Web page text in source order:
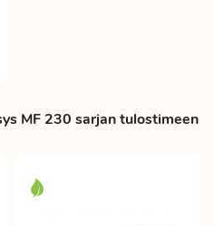
MF 230 sarjan tulostimeen